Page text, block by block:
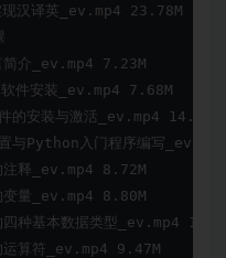
译英_ev.mp4 23.78M
介_ev.mp4 7.23M
件安装_ev.mp4 7.68M
安装与激活_ev.mp4 14.17M
与Python入门程序编写
释_ev.mp4 8.72M
量_ev.mp4 8.80M
种基本数据类型_ev.mp4
算符_ev.mp4 9.47M